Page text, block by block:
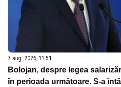
7 aug. 2026, 11:51
Bolojan, despre legea
în perioada următoare. S-a